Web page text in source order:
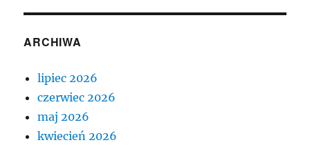
ARCHIWA
lipiec 2026
czerwiec 2026
maj 2026
kwiecień 2026